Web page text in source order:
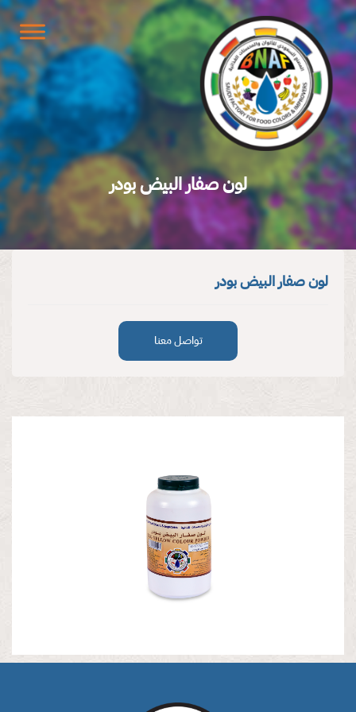
لون صفار البيض بودر
لون صفار البيض بودر
تواصل معنا